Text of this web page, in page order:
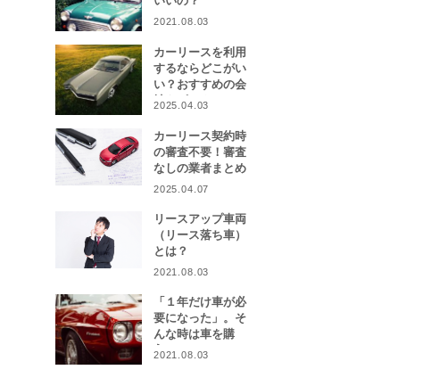
2021.08.03
カーリースを利用
するならどこがい
い？おすすめの会
社をピックアッ
2025.04.03
カーリース契約時
の審査不要！審査
なしの業者まとめ
2025.04.07
リースアップ車両
（リース落ち車）
とは？
2021.08.03
「１年だけ車が必
要になった」。そ
んな時は車を購
入？カーリース？
2021.08.03